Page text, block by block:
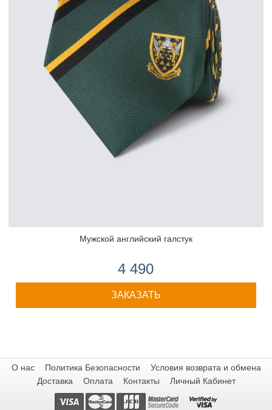
Мужской английский галстук
4 490
ЗАКАЗАТЬ
О нас Политика Безопасности
Условия возврата и обмена
Доставка
Оплата Контакты Личный Кабинет